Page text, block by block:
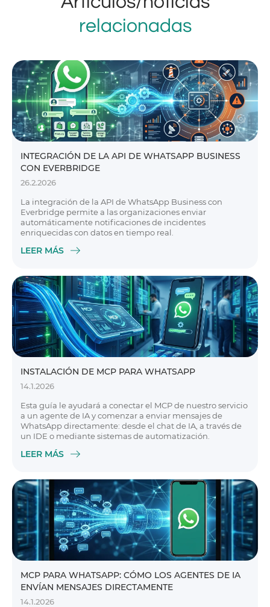
relacionadas
INTEGRACIÓN DE LA API DE WHATSAPP BUSINESS
CON EVERBRIDGE
26.2.2026
La integración de la API de WhatsApp Business con
Everbridge permite a las organizaciones enviar
automáticamente notificaciones de incidentes
enriquecidas con datos en tiempo real.
LEER MÁS
INSTALACIÓN DE MCP PARA WHATSAPP
14.1.2026
Esta guía le ayudará a conectar el MCP de nuestro servicio
a un agente de IA y comenzar a enviar mensajes de
WhatsApp directamente: desde el chat de IA, a través de
un IDE o mediante sistemas de automatización.
LEER MÁS
MCP PARA WHATSAPP: CÓMO LOS AGENTES DE IA
ENVÍAN MENSAJES DIRECTAMENTE
14.1.2026